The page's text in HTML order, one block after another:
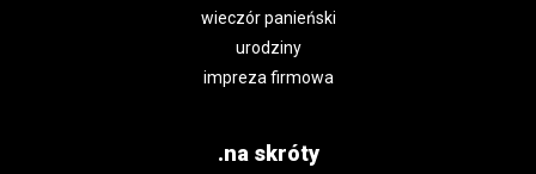
wieczór panieński
urodziny
impreza firmowa
.na skróty